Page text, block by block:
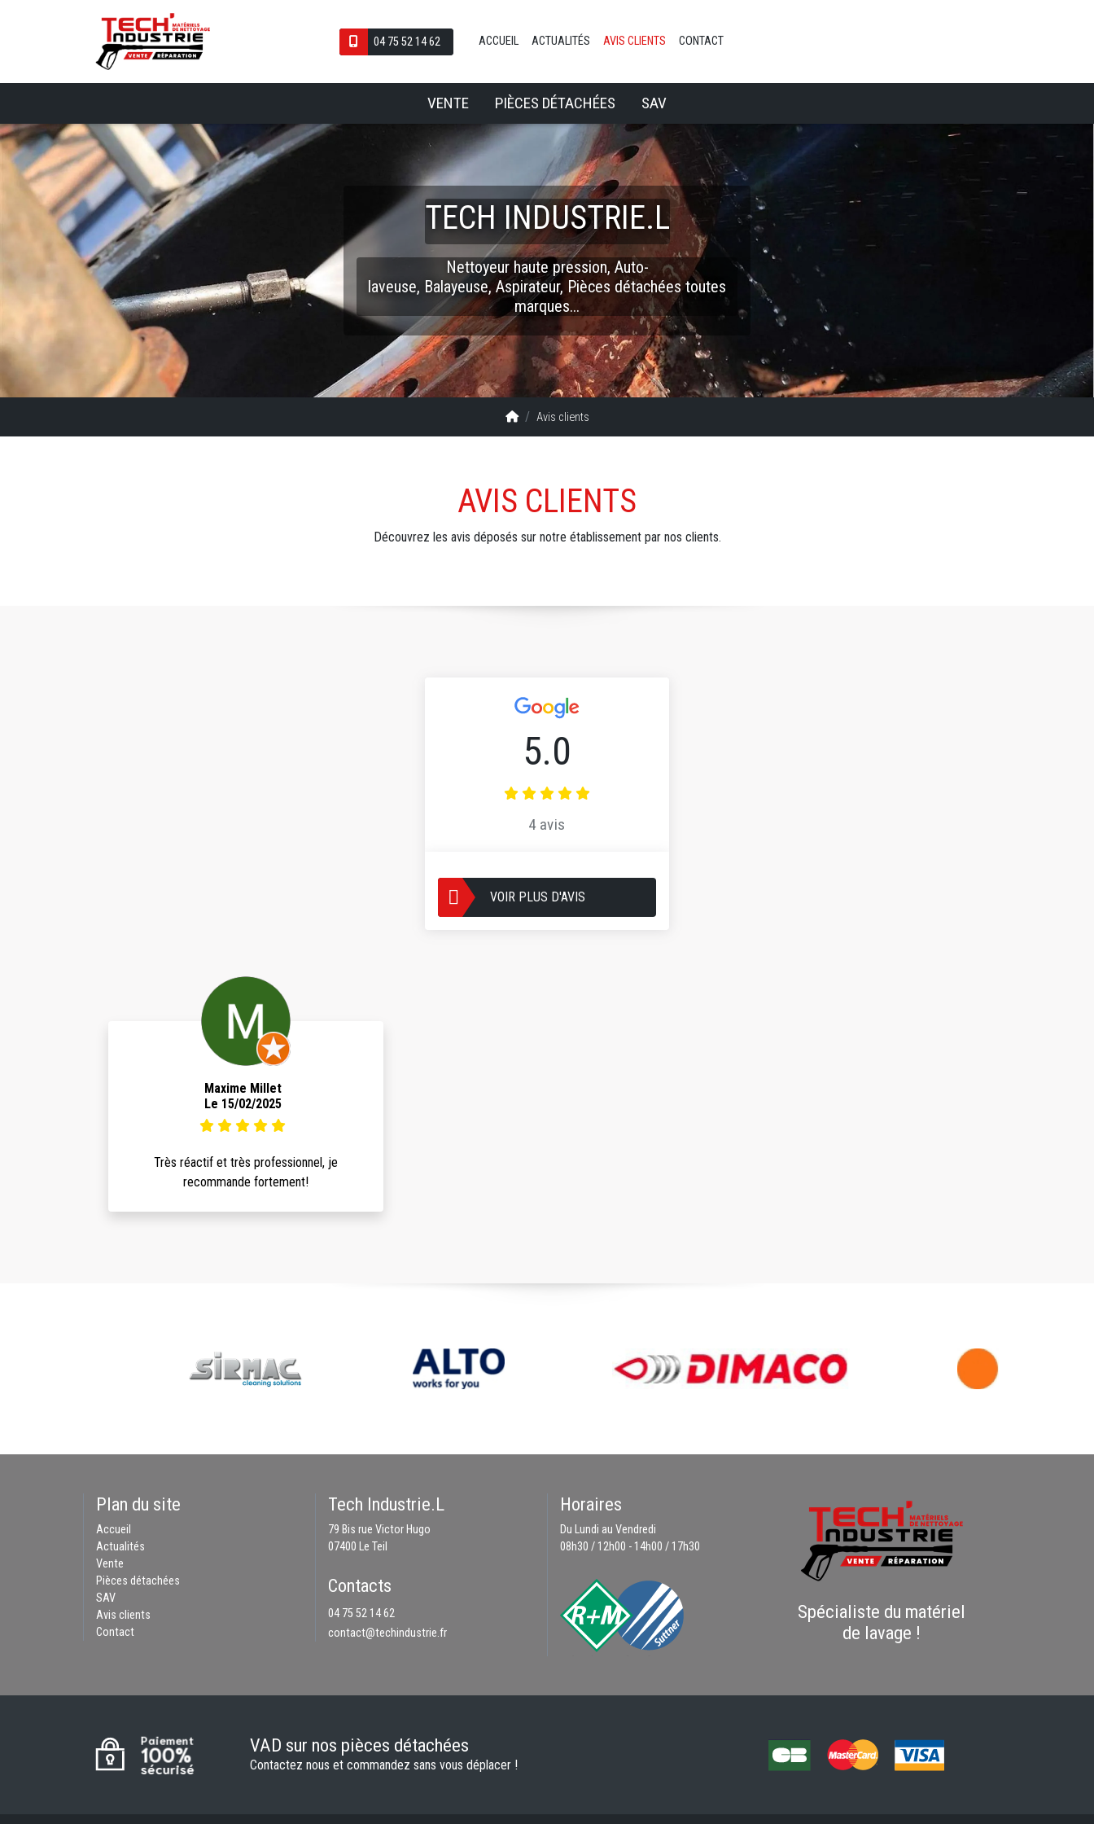
04 75 52 14 62 ACCUEIL ACTUALITÉS AVIS CLIENTS CONTACT
VENTE PIÈCES DÉTACHÉES SAV
TECH INDUSTRIE.L
Nettoyeur haute pression, Auto-
laveuse, Balayeuse, Aspirateur, Pièces détachées toutes
marques...
Avis clients
AVIS CLIENTS
Découvrez les avis déposés sur notre établissement par nos clients.
5.0
4 avis
VOIR PLUS D'AVIS
Maxime Millet
Le 15/02/2025
Très réactif et très professionnel, je
recommande fortement!
Spécialiste du matériel
de lavage !
Plan du site
Accueil
Actualités
Vente
Pièces détachées
SAV
Avis clients
Contact
Tech Industrie.L
79 Bis rue Victor Hugo
07400 Le Teil
Contacts
04 75 52 14 62
contact@techindustrie.fr
Horaires
Du Lundi au Vendredi
08h30 / 12h00 - 14h00 / 17h30
VAD sur nos pièces détachées
Contactez nous et commandez sans vous déplacer !